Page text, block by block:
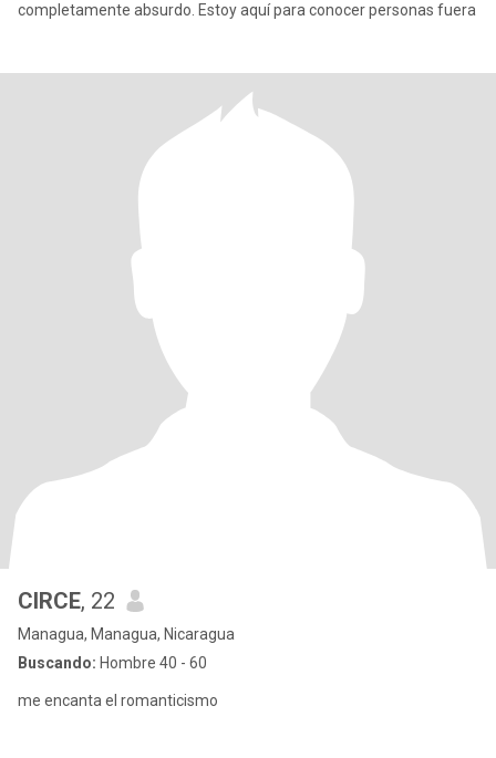
completamente absurdo. Estoy aquí para conocer personas fuera
CIRCE, 22
Managua, Managua, Nicaragua
Buscando: Hombre 40 - 60
me encanta el romanticismo